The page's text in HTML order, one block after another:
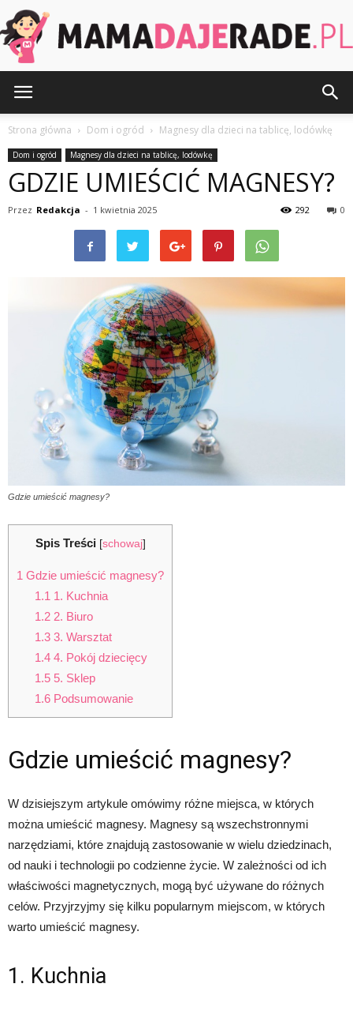
Strona główna Dom i ogród Magnesy dla dzieci na tablicę, lodówkę
Dom i ogród Magnesy dla dzieci na tablicę, lodówkę
GDZIE UMIEŚCIĆ MAGNESY?
Przez Redakcja - 1 kwietnia 2025 0
292
Gdzie umieścić magnesy?
Spis Treści [schowaj]
1 Gdzie umieścić magnesy?
1.11. Kuchnia
1.22. Biuro
1.33. Warsztat
1.44. Pokój dziecięcy
1.55. Sklep
1.6Podsumowanie
Gdzie umieścić magnesy?
W dzisiejszym artykule omówimy różne miejsca, w których
można umieścić magnesy. Magnesy są wszechstronnymi
narzędziami, które znajdują zastosowanie w wielu dziedzinach,
od nauki i technologii po codzienne życie. W zależności od ich
właściwości magnetycznych, mogą być używane do różnych
celów. Przyjrzyjmy się kilku popularnym miejscom, w których
warto umieścić magnesy.
1. Kuchnia